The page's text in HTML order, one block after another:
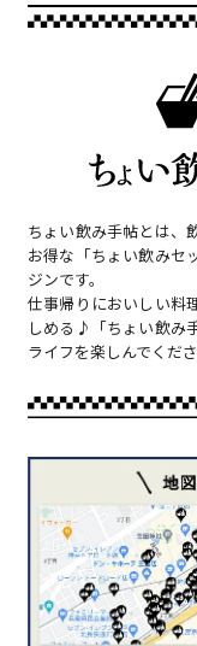
ちょい飲み手帖とは、
お得な「ちょい飲みセ
ジンです。
仕事帰りにおいしい料
しめる♪「ちょい飲み
ライフを楽しんでくださ